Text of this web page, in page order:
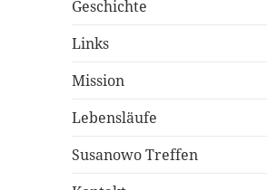
Geschichte
Links
Mission
Lebensläufe
Susanowo Treffen